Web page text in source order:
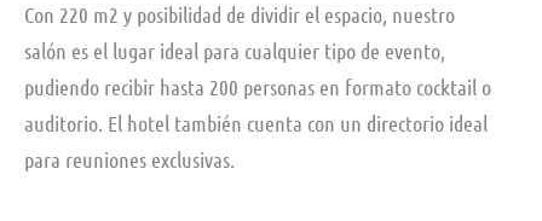
Con 220 m2 y posibilidad de dividir el espacio, nuestro
salón es el lugar ideal para cualquier tipo de evento,
pudiendo recibir hasta 200 personas en formato cocktail o
auditorio. El hotel también cuenta con un directorio ideal
para reuniones exclusivas.